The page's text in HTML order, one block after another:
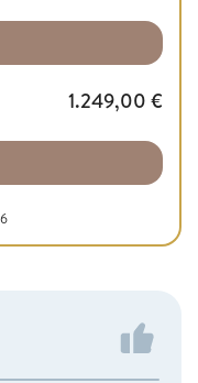
1.249,00 €